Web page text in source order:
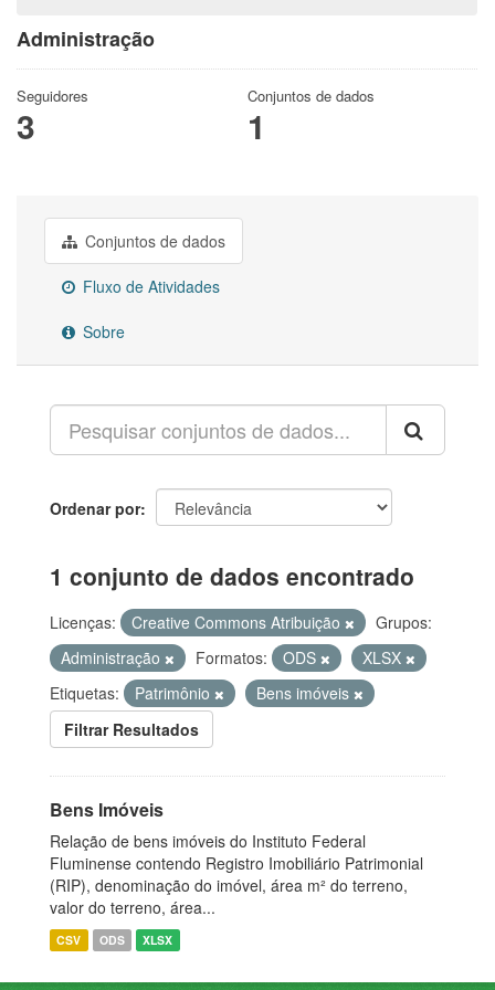
Administração
Seguidores
3
Conjuntos de dados
1
Conjuntos de dados
Fluxo de Atividades
Sobre
Ordenar por
1 conjunto de dados encontrado
Licenças: Creative Commons Atribuição
Grupos:
Administração
Formatos: ODS
XLSX
Etiquetas:
Patrimônio
Bens imóveis
Filtrar Resultados
Bens Imóveis
Relação de bens imóveis do Instituto Federal
Fluminense contendo Registro Imobiliário Patrimonial
(RIP), denominação do imóvel, área m² do terreno,
valor do terreno, área...
CSV ODS XLSX